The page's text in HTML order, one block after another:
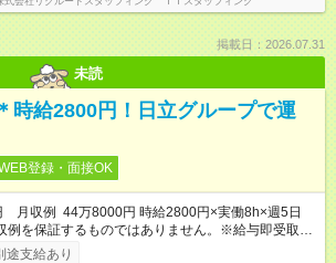
掲載日：2026.07.31
未読
時給2800円！日立グループで運
登録・面接OK
月収例 44万8000円 時給2800円×実働8h×週5日
を保証するものではありません。※給与即受取り
可（利用条件有）
途支給あり